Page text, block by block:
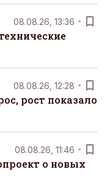
08.08.26, 13:36
08.08.26, 12:28
рост показало
08.08.26, 11:46
о новых